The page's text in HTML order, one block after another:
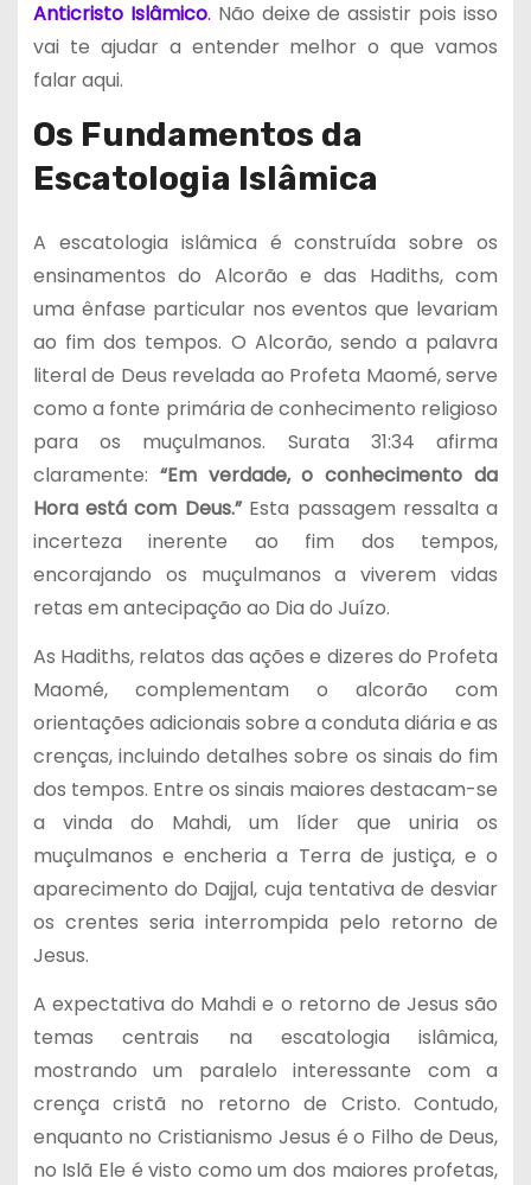
Anticristo Islâmico. Não deixe de assistir pois isso
vai te ajudar a entender melhor o que vamos
falar aqui.
Os Fundamentos da
Escatologia Islâmica
A escatologia islâmica é construída sobre os
ensinamentos do Alcorão e das Hadiths, com
uma ênfase particular nos eventos que levariam
ao fim dos tempos. O Alcorão, sendo a palavra
literal de Deus revelada ao Profeta Maomé, serve
como a fonte primária de conhecimento religioso
para os muçulmanos. Surata 31:34 afirma
claramente: “Em verdade, o conhecimento da
Hora está com Deus.”Esta passagem ressalta a
incerteza inerente ao fim dos tempos,
encorajando os muçulmanos a viverem vidas
retas em antecipação ao Dia do Juízo.
As Hadiths, relatos das ações e dizeres do Profeta
Maomé, complementam o alcorão com
orientações adicionais sobre a conduta diária e as
crenças, incluindo detalhes sobre os sinais do fim
dos tempos. Entre os sinais maiores destacam-se
a vinda do Mahdi, um líder que uniria os
muçulmanos e encheria a Terra de justiça, e o
aparecimento do Dajjal, cuja tentativa de desviar
os crentes seria interrompida pelo retorno de
Jesus.
A expectativa do Mahdi e o retorno de Jesus são
temas centrais na escatologia islâmica,
mostrando um paralelo interessante com a
crença cristã no retorno de Cristo. Contudo,
enquanto no Cristianismo Jesus é o Filho de Deus,
no Islã Ele é visto como um dos maiores profetas,